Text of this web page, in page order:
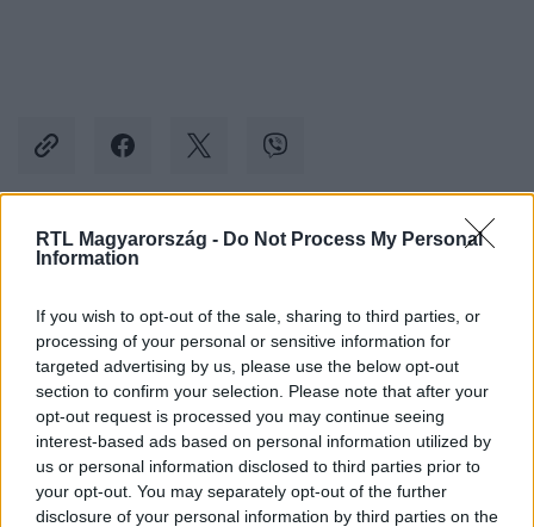
RTL Magyarország - Do Not Process My Personal
Information
If you wish to opt-out of the sale, sharing to third parties, or
processing of your personal or sensitive information for
targeted advertising by us, please use the below opt-out
section to confirm your selection. Please note that after your
opt-out request is processed you may continue seeing
interest-based ads based on personal information utilized by
us or personal information disclosed to third parties prior to
your opt-out. You may separately opt-out of the further
disclosure of your personal information by third parties on the
Kövess minket, és értesülj a friss hírekről a
Követem
TUDOMÁNY-TECH SZÍVTRANSZPLANTÁCIÓ